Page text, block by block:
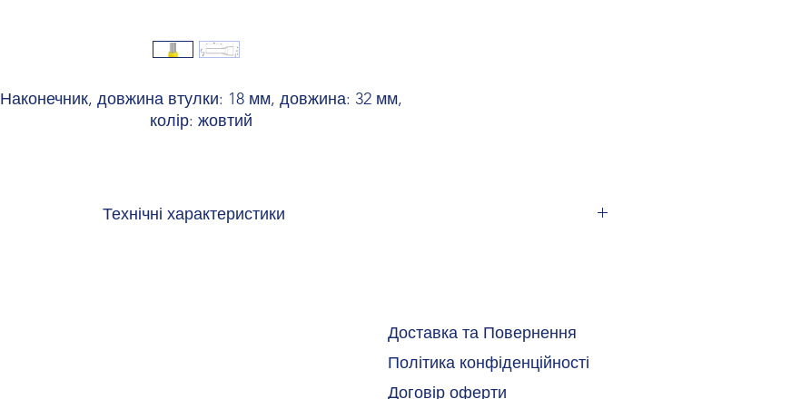
Наконечник, довжина втулки: 18 мм, довжина: 32 мм,
колір: жовтий
Технічні характеристики
Доставка та Повернення
Політика конфіденційності
Договір оферти